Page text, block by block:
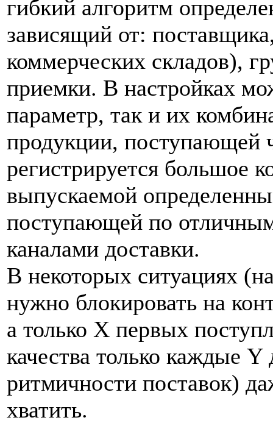
гибкий алгоритм
зависящий от:
коммерческих складов),
приемки. В настройках
параметр, так и их
продукции, поступающей
регистрируется большое
выпускаемой
поступающей по
каналами доставки.
В некоторых ситуациях
нужно блокировать на
а только X первых
качества только каждые
ритмичности поставок)
хватить.